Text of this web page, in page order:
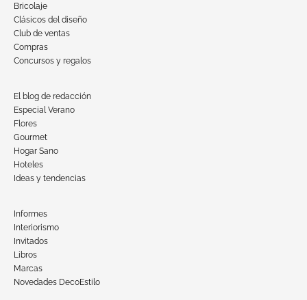
Bricolaje
Clásicos del diseño
Club de ventas
Compras
Concursos y regalos
El blog de redacción
Especial Verano
Flores
Gourmet
Hogar Sano
Hoteles
Ideas y tendencias
Informes
Interiorismo
Invitados
Libros
Marcas
Novedades DecoEstilo